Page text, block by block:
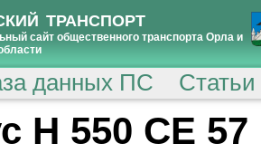
ТРАНСПОРТ
сайт общественного транспорта Орла и
данных ПС
Н 550 СЕ 57